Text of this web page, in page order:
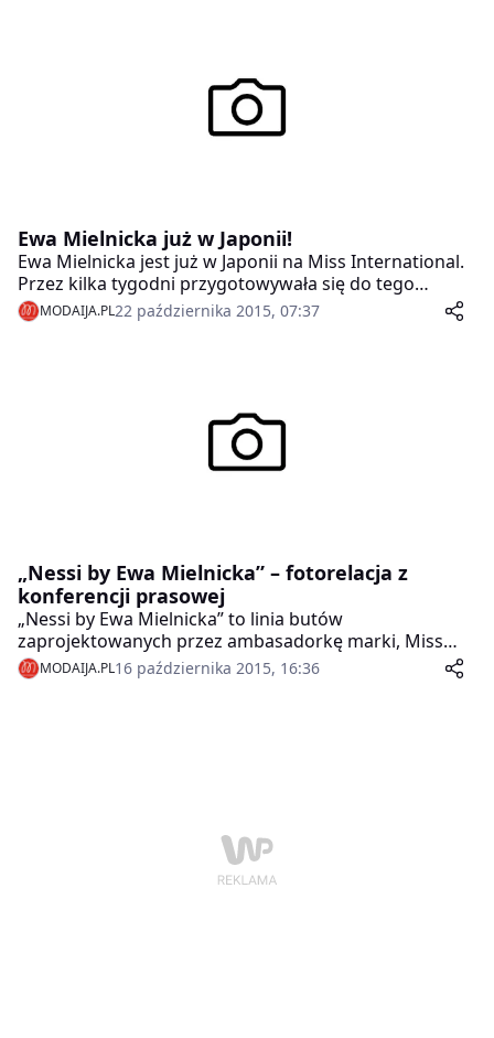
Ewa Mielnicka już w Japonii!
Ewa Mielnicka jest już w Japonii na Miss International.
Przez kilka tygodni przygotowywała się do tego
wydarzenia.
MODAIJA.PL22 października 2015, 07:37
„Nessi by Ewa Mielnicka” – fotorelacja z
konferencji prasowej
„Nessi by Ewa Mielnicka” to linia butów
zaprojektowanych przez ambasadorkę marki, Miss
Polski 2014, specjalnie na wybory Miss International
Beauty Pageant, które w tym roku odbywają się w
MODAIJA.PL16 października 2015, 16:36